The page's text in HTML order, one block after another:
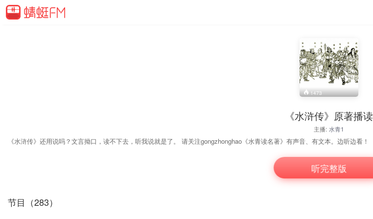
1473
《水浒传》原著播读
主播: 水青1
《水浒传》还用说吗？文言拗口，读不下去，听我说就是了。 请关注gongzhonghao《水青读名著》有声音、有文本。边听边看！
听完整版
节目（283）